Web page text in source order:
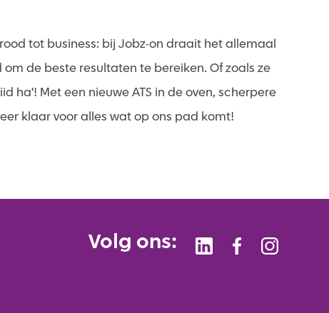
tot business: bij Jobz-on draait het allemaal
de beste resultaten te bereiken. Of zoals ze
ha'! Met een nieuwe ATS in de oven, scherpere
klaar voor alles wat op ons pad komt!
Volg ons: